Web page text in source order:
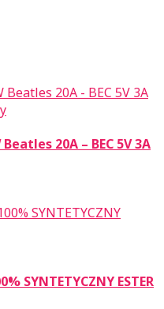
20A – BEC 5V 3A
SYNTETYCZNY ESTER